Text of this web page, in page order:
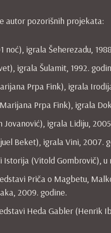
autor pozorišnih projekata:
noć), igrala Šeherezadu,
igrala Šulamit, 1992.
Prpa Fink), igrala
Prpa Fink), igrala
Jovanović), igrala Lidiju,
Beket), igrala Vini, 2007.
(Vitold Gombrovič), u
Priča o Magbetu,
2009. godine.
Heda Gabler (Henrik